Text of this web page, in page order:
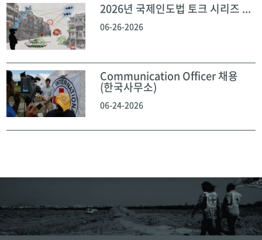
2026년 국제인도법 토크 시리즈 ...
06-26-2026
Communication Officer 채용
(한국사무소)
06-24-2026